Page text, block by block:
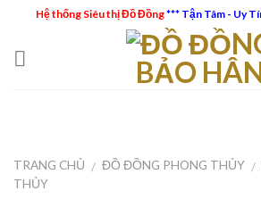
content
Hệ thống Siêu thị Đồ Đồng*** Tận Tâm - Uy
TRANG CHỦ / ĐỒ ĐỒNG PHONG THỦY /
THỦY